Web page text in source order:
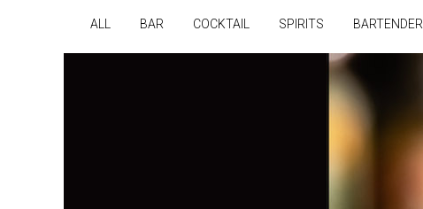
ALL BAR COCKTAIL SPIRITS BARTENDER